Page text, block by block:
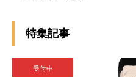
特集記事
受付中